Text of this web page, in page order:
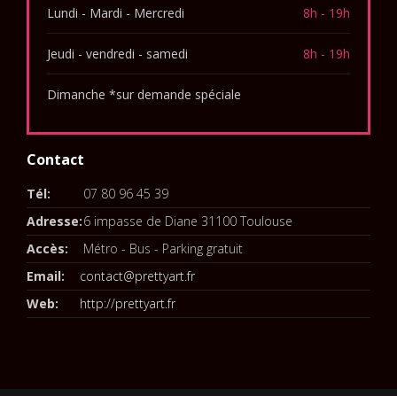
Lundi - Mardi - Mercredi 8h - 19h
Jeudi - vendredi - samedi 8h - 19h
Dimanche *sur demande spéciale
Contact
Tél:
07 80 96 45 39
Adresse:6 impasse de Diane 31100 Toulouse
Accès:
Métro - Bus - Parking gratuit
Email:
contact@prettyart.fr
Web:
http://prettyart.fr